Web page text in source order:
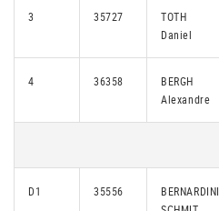
3 35727
TOTH
Daniel
4 36358
BERGH
Alexandre
D1 35556
BERNARDINI